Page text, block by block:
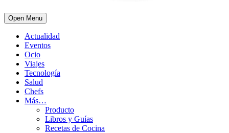
Open Menu
Actualidad
Eventos
Ocio
Viajes
Tecnología
Salud
Chefs
Más…
Producto
Libros y Guías
Recetas de Cocina